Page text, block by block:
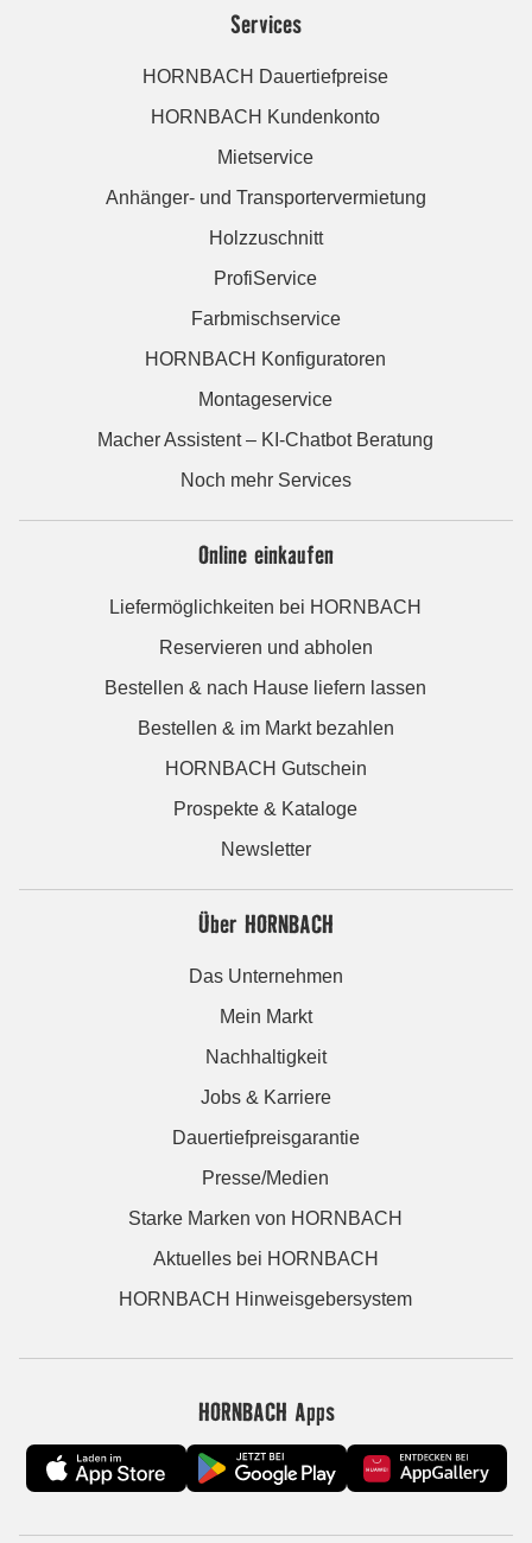
Services
HORNBACH Dauertiefpreise
HORNBACH Kundenkonto
Mietservice
Anhänger- und Transportervermietung
Holzzuschnitt
ProfiService
Farbmischservice
HORNBACH Konfiguratoren
Montageservice
Macher Assistent – KI-Chatbot Beratung
Noch mehr Services
Online einkaufen
Liefermöglichkeiten bei HORNBACH
Reservieren und abholen
Bestellen & nach Hause liefern lassen
Bestellen & im Markt bezahlen
HORNBACH Gutschein
Prospekte & Kataloge
Newsletter
Über HORNBACH
Das Unternehmen
Mein Markt
Nachhaltigkeit
Jobs & Karriere
Dauertiefpreisgarantie
Presse/Medien
Starke Marken von HORNBACH
Aktuelles bei HORNBACH
HORNBACH Hinweisgebersystem
HORNBACH Apps